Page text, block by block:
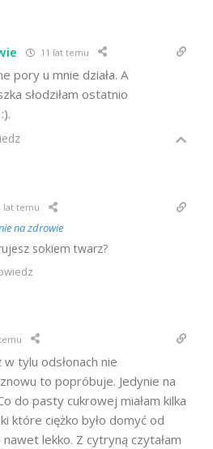
11 lat temu
pory u mnie działa. A
słodziłam ostatnio
lat temu
na zdrowie
sokiem twarz?
tylu odsłonach nie
to popróbuje. Jedynie na
do pasty cukrowej miałam kilka
które ciężko było domyć od
lekko. Z cytryną czytałam